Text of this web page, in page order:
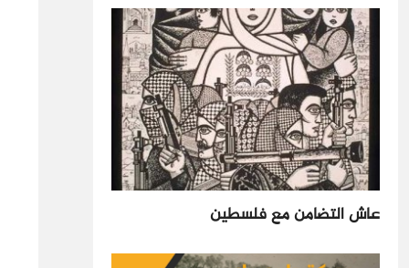
عاش التضامن مع فلسطين